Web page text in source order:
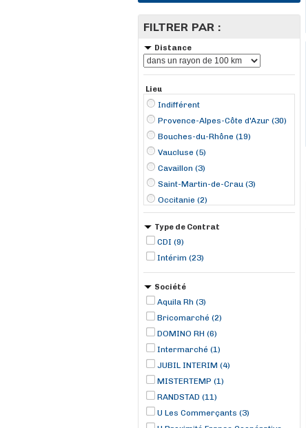
FILTRER PAR :
Distance
Lieu
Indifférent
Provence-Alpes-Côte d'Azur (30)
Bouches-du-Rhône (19)
Vaucluse (5)
Cavaillon (3)
Saint-Martin-de-Crau (3)
Occitanie (2)
Bouc-Bel-Air (2)
Flassans-sur-Issole (2)
Marseille (2)
Miramas (2)
Type de Contrat
CDI (9)
Intérim (23)
Société
Aquila Rh (3)
Bricomarché (2)
DOMINO RH (6)
Intermarché (1)
JUBIL INTERIM (4)
MISTERTEMP (1)
RANDSTAD (11)
U Les Commerçants (3)